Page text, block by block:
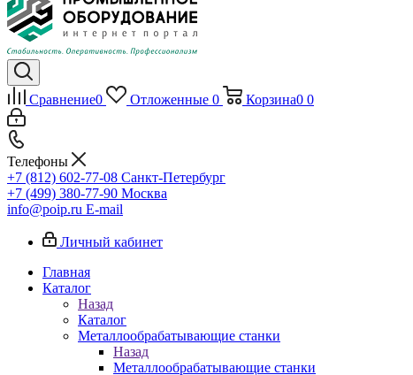
Сравнение0 Отложенные 0 Корзина0 0
Телефоны
+7 (812) 602-77-08 Санкт-Петербург
+7 (499) 380-77-90 Москва
info@poip.ru E-mail
Личный кабинет
Главная
Каталог
Назад
Каталог
Металлообрабатывающие станки
Назад
Металлообрабатывающие станки